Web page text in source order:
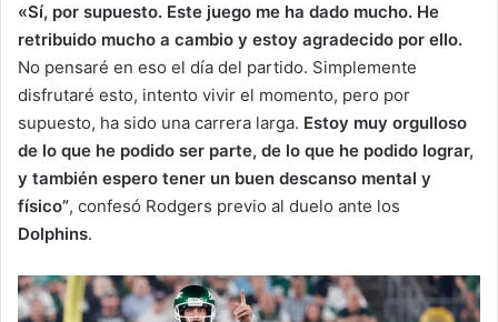
«Sí, por supuesto. Este juego me ha dado mucho. He
retribuido mucho a cambio y estoy agradecido por ello.
No pensaré en eso el día del partido. Simplemente
disfrutaré esto, intento vivir el momento, pero por
supuesto, ha sido una carrera larga. Estoy muy orgulloso
de lo que he podido ser parte, de lo que he podido lograr,
y también espero tener un buen descanso mental y
físico”, confesó Rodgers previo al duelo ante los
Dolphins.